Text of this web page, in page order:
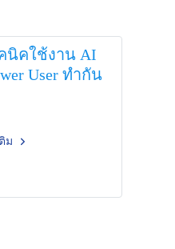
นิคใช้งาน AI
User ทำกัน
ม